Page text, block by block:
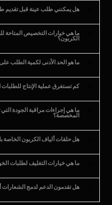
هل يمكنني طلب عينة قبل تقديم
ما هي خيارات التخصيص المتاحة
الكربون؟
ما هو الحد الأدنى لكمية الطلب
كم تستغرق عملية الإنتاج
ما هي إجراءات مراقبة الجودة
المخصصة؟
هل حلقات ألياف الكربون
ما هي خيارات التغليف لطلبات
هل تقدمون الدعم لدمج الشعارات